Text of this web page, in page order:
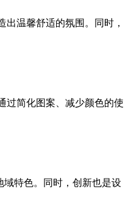
温馨舒适的氛围。同时，
过简化图案、减少颜色的使
域特色。同时，创新也是设